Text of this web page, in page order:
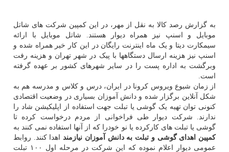
به گزارش رصد کالا به نقل از مهر، در این کمپین شرکت های شاتل
موبایل و اسنپ نیز همراه دیوار هستند. شاتل موبایل با ارائه
سیمکارت دیتا و یک ماه اینترنت رایگان در این کار خیر همراه شده و
اسنپ نیز هزینه ارسال دستگاهها با پیک در شهر تهران و هزینه رفت
وبرگشت به اداره پست را در سایر شهرهای کشور بر عهده گرفته
است.
از زمان شیوع ویروس کرونا در ایران، درس و کلاس و مدرسه هم به
شکل آنلاین برگزار شده و دانش آموزان بسیاری در وضعیت اقتصادی
کنونی توان تهیه یک گوشی یا تبلت جهت استفاده از اپلیکیشن شاد را
ندارند. شرکت دیوار طی فراخوانی از مردم درخواست کرده تا
گوشی یا تبلت های کارکرده یا نو خودرا که از آنها استفاده نمی کنند به
کمپین اهدای گوشی و تبلت به دانش آموزان نیازمنداهدا کنند. روابط
عمومی دیوار اعلام نموده که این شرکت در مرحله اول ۱۰۰ تبلت